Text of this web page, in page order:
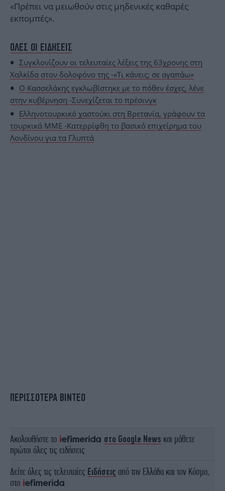
«Πρέπει να μειωθούν στις μηδενικές καθαρές
εκπομπές».
ΟΛΕΣ ΟΙ ΕΙΔΗΣΕΙΣ
Συγκλονίζουν οι τελευταίες λέξεις της 63χρονης στη
Χαλκίδα στον δολοφόνο της -«Τι κάνεις; σε αγαπάω»
Ο Κασσελάκης εγκλωβίστηκε με το πόθεν έσχες, λένε
στην κυβέρνηση -Συνεχίζεται το πρέσινγκ
Ελληνοτουρκικό χαστούκι στη Βρετανία, γράφουν τα
τουρκικά ΜΜΕ -Κατερρίφθη το βασικό επιχείρημα του
Λονδίνου για τα Γλυπτά
ΠΕΡΙΣΣΟΤΕΡΑ ΒΙΝΤΕΟ
Ακολουθήστε το στο Google News και μάθετε
πρώτοι όλες τις ειδήσεις
Δείτε όλες τις τελευταίες Ειδήσεις από την Ελλάδα και τον Κόσμο,
στο